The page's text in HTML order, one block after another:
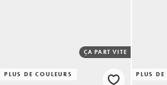
PLUS DE COULEURS
ÇA PART VITE
PLUS DE